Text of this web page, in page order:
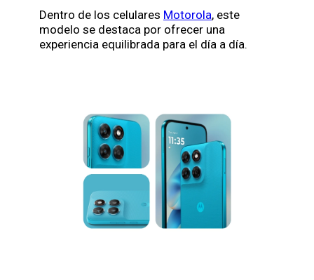
Dentro de los celulares Motorola, este
modelo se destaca por ofrecer una
experiencia equilibrada para el día a día.